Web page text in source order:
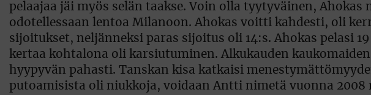
pelaajaa jäi myös selän taakse. Voin olla tyytyväinen,
odotellessaan lentoa Milanoon. Ahokas voitti kahdesti, oli
sijoitukset, neljänneksi paras sijoitus oli 14:s. Ahokas pelasi
kertaa kohtalona oli karsiutuminen. Alkukauden
hyypyvän pahasti. Tanskan kisa katkaisi
putoamisista oli niukkoja, voidaan Antti nimetä vuonna